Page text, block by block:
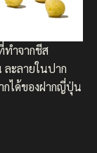
ทำจากชีส
ะลายในปาก
ได้ของฝากญี่ปุ่น